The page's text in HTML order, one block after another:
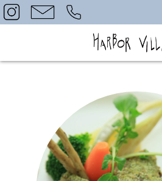
Home